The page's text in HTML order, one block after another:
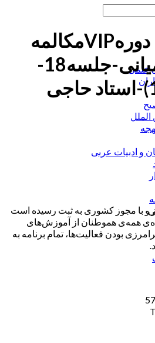
علمی
الملل
و ادبیات عربی
حفاظت شده: دورهVIPمکالمه
عربی-سطح میانی-جلسه18-
(1400/11/17)-استاد حاجی
با مجوز کشوری به ثبت رسیده است
همه‌ی هموطنان از آموزش‌های
بودن فعالیت‌ها، تمام برنامه به
57